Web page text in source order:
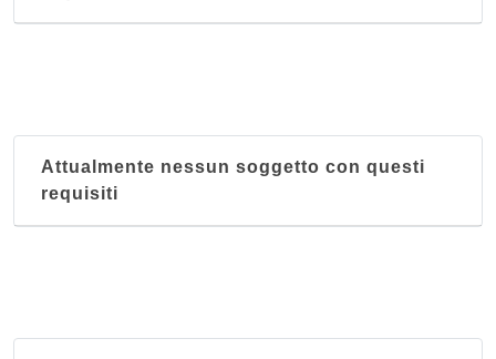
Attualmente nessun soggetto con questi
requisiti